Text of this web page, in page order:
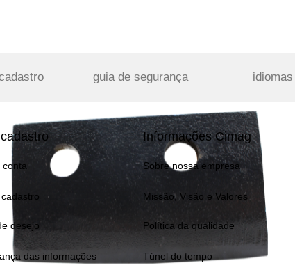
guia de segurança idiomas
Informações Cimag
conta Sobre nossa empresa
Missão, Visão e Valores
desejo Política da qualidade
das informações Túnel do tempo